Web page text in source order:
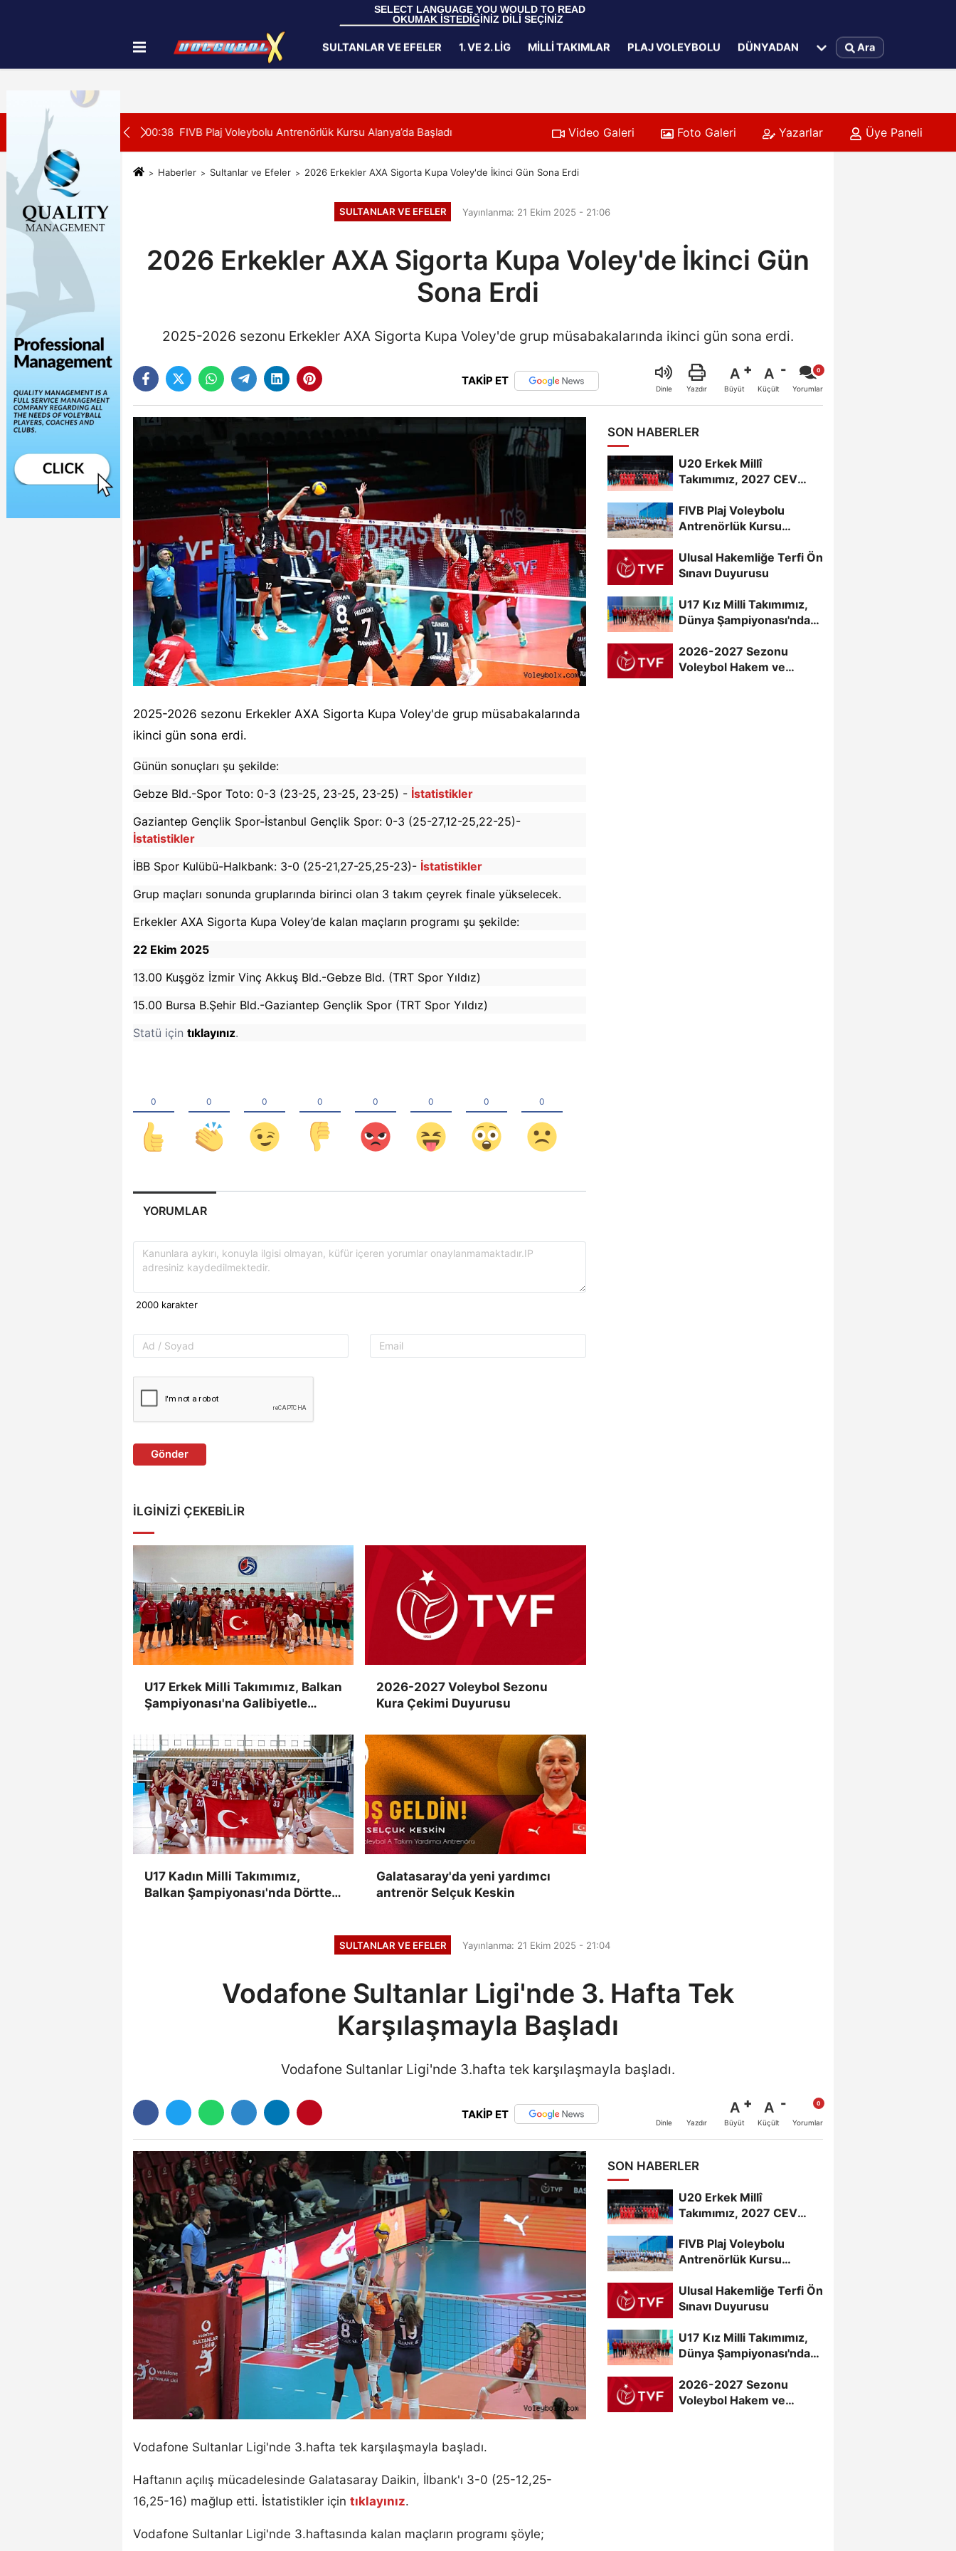
SELECT LANGUAGE YOU WOULD TO READ
OKUMAK İSTEDİĞİNİZ DİLİ SEÇİNİZ
İletişim Çerez Politikası
SULTANLAR VE EFELER 1. VE 2. LIG MILLI TAKIMLAR PLAJ VOLEYBOLU DÜNYADAN Ara
SON DAKİKA:
Başladı 00:39 U20 Erkek Millî Takımımız, 2027 CEV U20 Erkekler Avrupa Şampiyonası İlk Tur Elemeleri Hazırlıklarına Başladı
Video Galeri Foto Galeri Yazarlar Üye Paneli
Haberler Sultanlar ve Efeler 2026 Erkekler AXA Sigorta Kupa Voley'de İkinci Gün Sona Erdi
SULTANLAR VE EFELER Yayınlanma: 21 Ekim 2025 - 21:06
2026 Erkekler AXA Sigorta Kupa Voley'de İkinci Gün
Sona Erdi
2025-2026 sezonu Erkekler AXA Sigorta Kupa Voley'de grup müsabakalarında ikinci gün sona erdi.
TAKİP ET
Dinle Yazdır
A
Büyüt
A
Küçült Yorumlar
2025-2026 sezonu Erkekler AXA Sigorta Kupa Voley'de grup müsabakalarında
ikinci gün sona erdi.
Günün sonuçları şu şekilde:
Gebze Bld.-Spor Toto: 0-3 (23-25, 23-25, 23-25) - İstatistikler
Gaziantep Gençlik Spor-İstanbul Gençlik Spor: 0-3 (25-27,12-25,22-25)-
İstatistikler
İBB Spor Kulübü-Halkbank: 3-0 (25-21,27-25,25-23)- İstatistikler
Grup maçları sonunda gruplarında birinci olan 3 takım çeyrek finale yükselecek.
Erkekler AXA Sigorta Kupa Voley’de kalan maçların programı şu şekilde:
22 Ekim 2025
13.00 Kuşgöz İzmir Vinç Akkuş Bld.-Gebze Bld. (TRT Spor Yıldız)
15.00 Bursa B.Şehir Bld.-Gaziantep Gençlik Spor (TRT Spor Yıldız)
Statü için tıklayınız.
YORUMLAR
Gönder
İLGINIZI ÇEKEBILIR
U17 Erkek Milli Takımımız, Balkan
Şampiyonası'na Galibiyetle
2026-2027 Voleybol Sezonu
Kura Çekimi Duyurusu
U17 Kadın Milli Takımımız,
Balkan Şampiyonası'nda Dörtte
Galatasaray'da yeni yardımcı
antrenör Selçuk Keskin
SON HABERLER
U20 Erkek Millî
Takımımız, 2027 CEV
Şampiyonası...
FIVB Plaj Voleybolu
Antrenörlük Kursu
Ulusal Hakemliğe Terfi Ön
Sınavı Duyurusu
U17 Kız Milli Takımımız,
Dünya Şampiyonası'nda
2026-2027 Sezonu
Voleybol Hakem ve
SULTANLAR VE EFELER Yayınlanma: 21 Ekim 2025 - 21:04
Vodafone Sultanlar Ligi'nde 3. Hafta Tek
Karşılaşmayla Başladı
Vodafone Sultanlar Ligi'nde 3.hafta tek karşılaşmayla başladı.
TAKİP ET
Dinle Yazdır
A
Büyüt
A
Küçült Yorumlar
Vodafone Sultanlar Ligi'nde 3.hafta tek karşılaşmayla başladı.
Haftanın açılış mücadelesinde Galatasaray Daikin, İlbank'ı 3-0 (25-12,25-
16,25-16) mağlup etti. İstatistikler için tıklayınız.
Vodafone Sultanlar Ligi'nde 3.haftasında kalan maçların programı şöyle;
SON HABERLER
U20 Erkek Millî
Takımımız, 2027 CEV
Şampiyonası...
FIVB Plaj Voleybolu
Antrenörlük Kursu
Ulusal Hakemliğe Terfi Ön
Sınavı Duyurusu
U17 Kız Milli Takımımız,
Dünya Şampiyonası'nda
2026-2027 Sezonu
Voleybol Hakem ve